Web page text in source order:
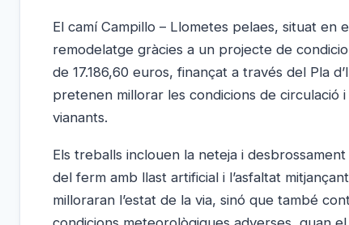
El camí Campillo – Llometes pelaes, situat en
remodelatge gràcies a un projecte de
de 17.186,60 euros, finançat a través del Pla
pretenen millorar les condicions de circulació
vianants.
Els treballs inclouen la neteja i
del ferm amb llast artificial i l’asfaltat
milloraran l’estat de la via, sinó que també